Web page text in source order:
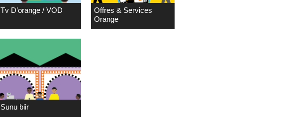
Tv D’orange / VOD
Offres & Services
Orange
Sunu biir